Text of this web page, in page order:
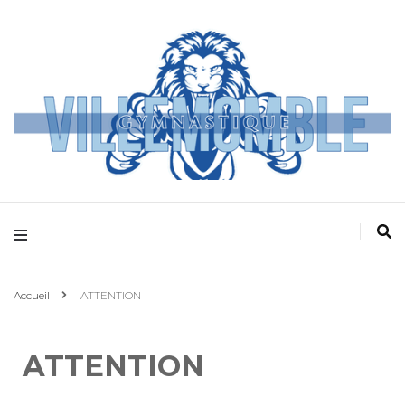
Villemomble
Gymnastique
Accueil ATTENTION
ATTENTION